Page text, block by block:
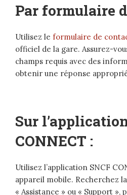
Par formulaire
Utilisez le formulaire de
officiel de la gare. Assurez-
champs requis avec des
obtenir une réponse
Sur
CONNECT :
Utilisez l’application SNCF
appareil mobile. Recherchez
« Assistance » ou « Support »,